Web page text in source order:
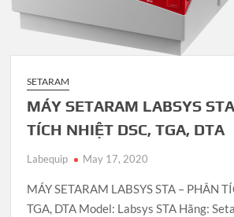
SETARAM
MÁY SETARAM LABSYS
TÍCH NHIỆT DSC, TGA, DTA
Labequip May 17, 2020
MÁY SETARAM LABSYS STA – PHÂN
TGA, DTA Model: Labsys STA Hãng: